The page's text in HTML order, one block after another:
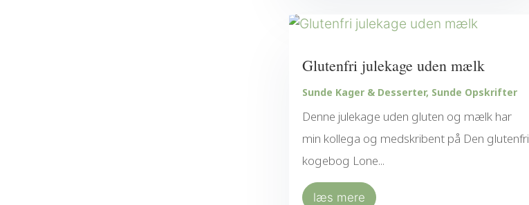
Glutenfri julekage uden mælk
Sunde Kager & Desserter, Sunde Opskrifter
Denne julekage uden gluten og mælk har
min kollega og medskribent på Den glutenfri
kogebog Lone...
læs mere